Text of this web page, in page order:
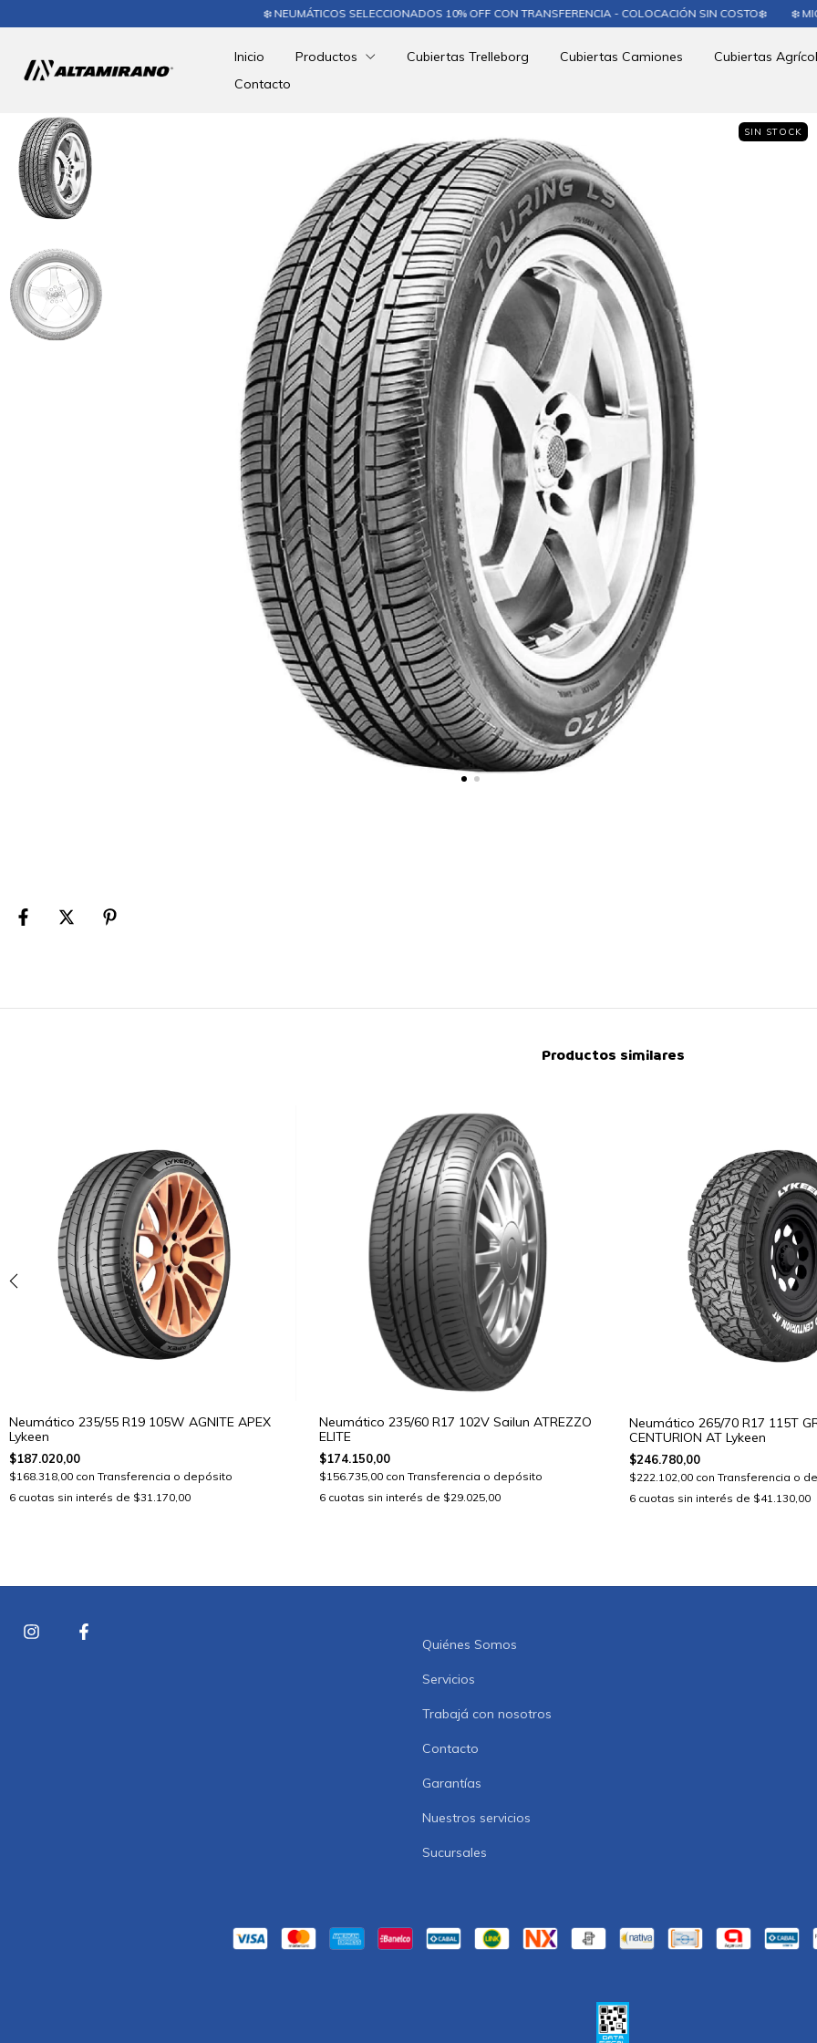
❄️ NEUMÁTICOS SELECCIONADOS 10% OFF CON TRANSFERENCIA - COLOCACIÓN SIN COSTO❄️ ❄️ MICHELIN
Inicio Productos Cubiertas Trelleborg Cubiertas Camiones
Cubiertas
Contacto
SIN STOCK
Productos similares
Neumático 235/55 R19 105W AGNITE APEX
Lykeen
$187.020,00
$168.318,00 con Transferencia o depósito
6 cuotas sin interés de $31.170,00
Neumático 235/60 R17 102V Sailun ATREZZO
ELITE
$174.150,00
$156.735,00 con Transferencia o depósito
6 cuotas sin interés de $29.025,00
Neumático 265/70 R17 115T
CENTURION AT Lykeen
$246.780,00
$222.102,00 con Transferencia o
6 cuotas sin interés de $41.130,00
Quiénes Somos
Servicios
Trabajá con nosotros
Contacto
Garantías
Nuestros servicios
Sucursales